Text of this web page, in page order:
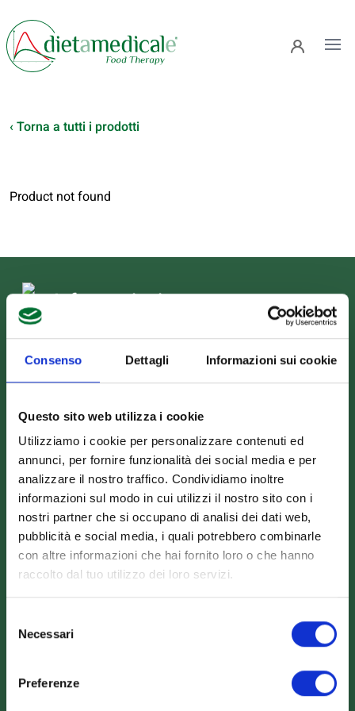
Consenso Dettagli Informazioni sui cookie
Questo sito web utilizza i cookie
Utilizziamo i cookie per personalizzare contenuti ed
annunci, per fornire funzionalità dei social media e per
analizzare il nostro traffico. Condividiamo inoltre
informazioni sul modo in cui utilizzi il nostro sito con i
nostri partner che si occupano di analisi dei dati web,
pubblicità e social media, i quali potrebbero combinarle
con altre informazioni che hai fornito loro o che hanno
raccolto dal tuo utilizzo dei loro servizi.
delNecessari
Preferenze
‹ Torna a tutti i prodotti
Product not found
Informazioni
Scarica il catalogo
Scarica Valori Nutrizionali
Contattaci
Calcolatore peso ideale
Contatti
Logistica Food s.r.l.
P.Iva 02201200686
Viale S. Tinozzi, 17